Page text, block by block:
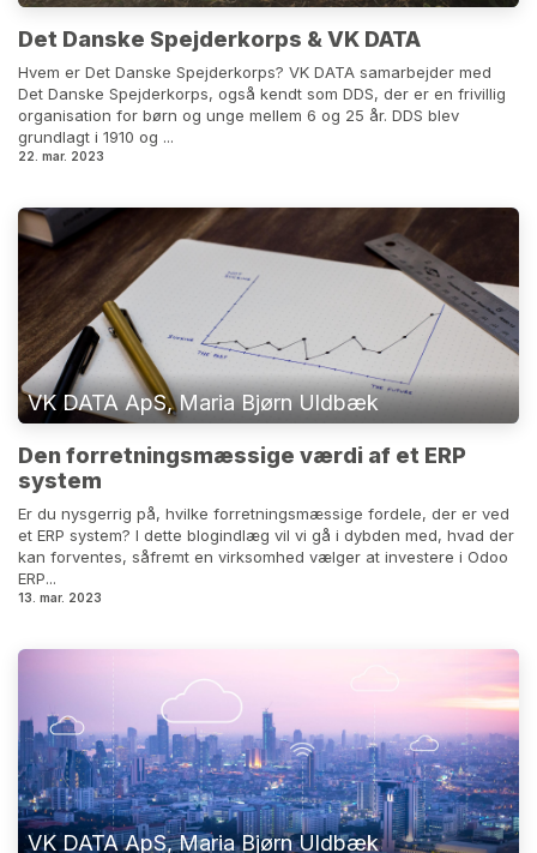
Det Danske Spejderkorps & VK DATA
Hvem er Det Danske Spejderkorps? VK DATA samarbejder med
Det Danske Spejderkorps, også kendt som DDS, der er en frivillig
organisation for børn og unge mellem 6 og 25 år. DDS blev
grundlagt i 1910 og ...
22. mar. 2023
VK DATA ApS, Maria Bjørn Uldbæk
Den forretningsmæssige værdi af et ERP
system
Er du nysgerrig på, hvilke forretningsmæssige fordele, der er ved
et ERP system? I dette blogindlæg vil vi gå i dybden med, hvad der
kan forventes, såfremt en virksomhed vælger at investere i Odoo
ERP...
13. mar. 2023
VK DATA ApS, Maria Bjørn Uldbæk